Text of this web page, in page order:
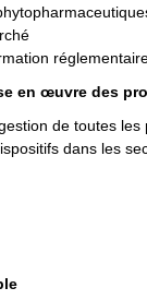
en œuvre des
de toutes
dans les